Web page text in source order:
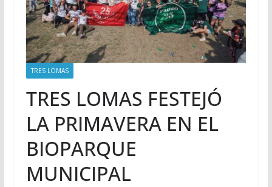
TRES LOMAS
TRES LOMAS FESTEJÓ
LA PRIMAVERA EN EL
BIOPARQUE
MUNICIPAL